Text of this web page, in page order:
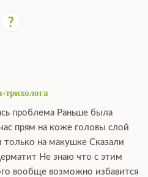
трихолога
проблема Раньше была
прям на коже головы слой
только на макушке Сказали
Не знаю что с этим
вообще возможно избавится